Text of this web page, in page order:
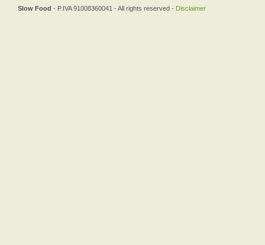
Slow Food - P.IVA 91008360041 - All rights reserved - Disclaimer